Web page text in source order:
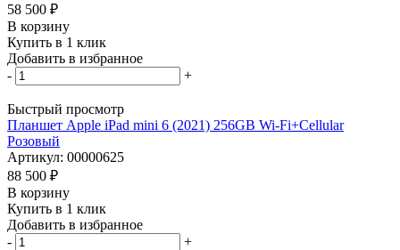
58 500 ₽
В корзину
Купить в 1 клик
Добавить в избранное
-
+
Быстрый просмотр
Планшет Apple iPad mini 6 (2021) 256GB Wi-Fi+Cellular
Розовый
Артикул: 00000625
88 500 ₽
В корзину
Купить в 1 клик
Добавить в избранное
-
+